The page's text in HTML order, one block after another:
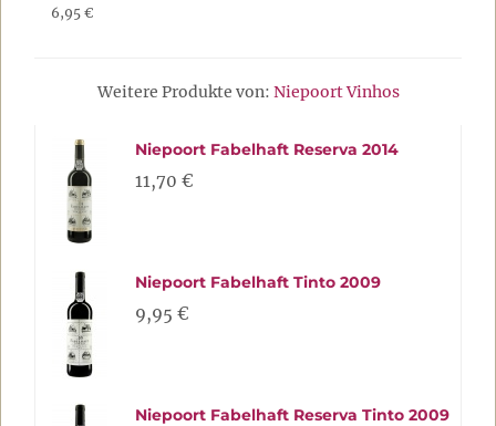
6,95 €
Weitere Produkte von: Niepoort Vinhos
Niepoort Fabelhaft Reserva 2014
11,70 €
Niepoort Fabelhaft Tinto 2009
9,95 €
Niepoort Fabelhaft Reserva Tinto 2009